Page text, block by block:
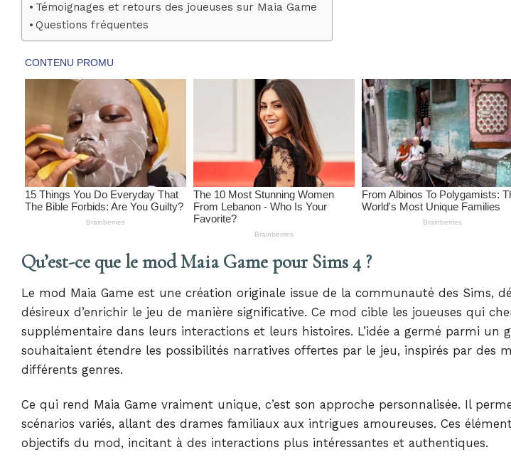
Témoignages et retours des joueuses sur Maia Game
Questions fréquentes
Qu’est-ce que le mod Maia Game pour Sims 4 ?
Le mod Maia Game est une création originale issue de la communauté des Sims,
désireux d’enrichir le jeu de manière significative. Ce mod cible les joueuses qui
supplémentaire dans leurs interactions et leurs histoires. L’idée a germé parmi un
souhaitaient étendre les possibilités narratives offertes par le jeu, inspirés par des
différents genres.
Ce qui rend Maia Game vraiment unique, c’est son approche personnalisée. Il
scénarios variés, allant des drames familiaux aux intrigues amoureuses. Ces
objectifs du mod, incitant à des interactions plus intéressantes et authentiques.